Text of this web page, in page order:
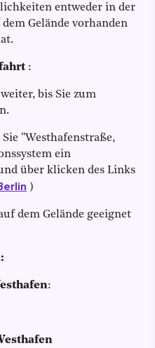
entweder in der
Gelände vorhanden
:
bis Sie zum
Sie ''Westhafenstraße,
ein
über klicken des Links
)
dem Gelände geeignet
: